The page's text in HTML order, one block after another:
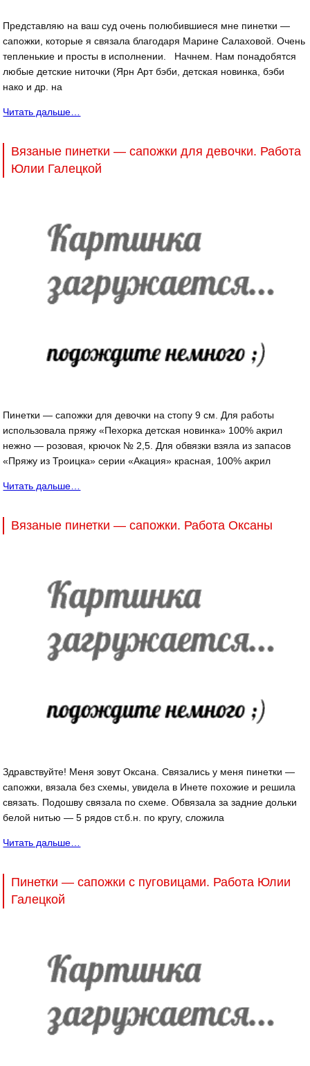
Представляю на ваш суд очень полюбившиеся мне пинетки —
сапожки, которые я связала благодаря Марине Салаховой. Очень
тепленькие и просты в исполнении. Начнем. Нам понадобятся
любые детские ниточки (Ярн Арт бэби, детская новинка, бэби
нако и др. на
Читать дальше…
Вязаные пинетки — сапожки для девочки. Работа
Юлии Галецкой
Пинетки — сапожки для девочки на стопу 9 см. Для работы
использовала пряжу «Пехорка детская новинка» 100% акрил
нежно — розовая, крючок № 2,5. Для обвязки взяла из запасов
«Пряжу из Троицка» серии «Акация» красная, 100% акрил
Читать дальше…
Вязаные пинетки — сапожки. Работа Оксаны
Здравствуйте! Меня зовут Оксана. Связались у меня пинетки —
сапожки, вязала без схемы, увидела в Инете похожие и решила
связать. Подошву связала по схеме. Обвязала за задние дольки
белой нитью — 5 рядов ст.б.н. по кругу, сложила
Читать дальше…
Пинетки — сапожки с пуговицами. Работа Юлии
Галецкой